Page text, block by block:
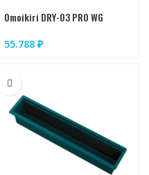
Omoikiri DRY-03 PRO WG
55.788 ₽